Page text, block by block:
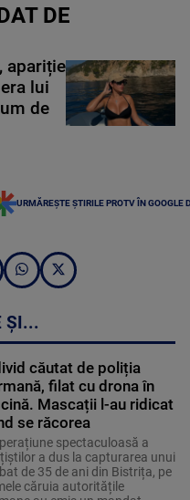
DE
apariție
lui
de
URMĂREȘTE ȘTIRILE PROTV ÎN GOOGLE
ȘI...
căutat de poliția
filat cu drona în
Mascații l-au ridicat
se răcorea
spectaculoasă a
a dus la capturarea unui
de 35 de ani din Bistrița, pe
căruia autoritățile